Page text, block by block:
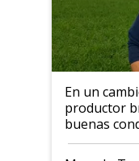
En un
productor
buenas
argentino
más